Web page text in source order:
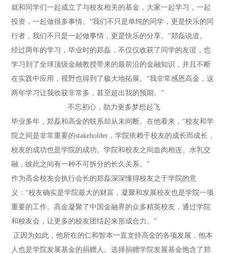
就和同学们一起成立了与校友相关的基金，大家一起学习，一起
投资，一起做很多事情。“我们不只是单纯的同学，更是快乐的同
行者，我们不只是一起做事情，更是快乐的分享。”郑磊说道。
经过两年的学习，毕业时的郑磊，不仅仅收获了同学的友谊，也
学习到了全球顶级金融教授带来的最前沿的金融知识，并且不断
在实践中应用，视野也得到了极大地拓展。“我非常感恩高金，这
两年学习让我收获非常多，甚至超出我的预期。”
不忘初心，助力更多梦想起飞
毕业多年，郑磊和高金的联系却从未间断。在他看来，“校友和学
院之间是非常重要的stakeholder，学院依赖于校友的成长而成长，
校友的成功也是学院的成功。学院和校友之间血肉相连、水乳交
融，彼此之间有一种不可拆分的长久关系。”
作为高金校友会执行会长的郑磊深深懂得校友之于学院的意
义：“校友确实是学院最大的财富，凝聚和发展校友也是学院一项
重要的工作。高金凝聚了中国金融界的众多精英校友，通过学院
和校友会，让更多的校友团结起来形成合力。”
正因为如此，他所在的仁和智本一直支持高金的各项发展，他本
人也是学院发展基金的捐赠人。选择捐赠学院发展基金饱含了郑